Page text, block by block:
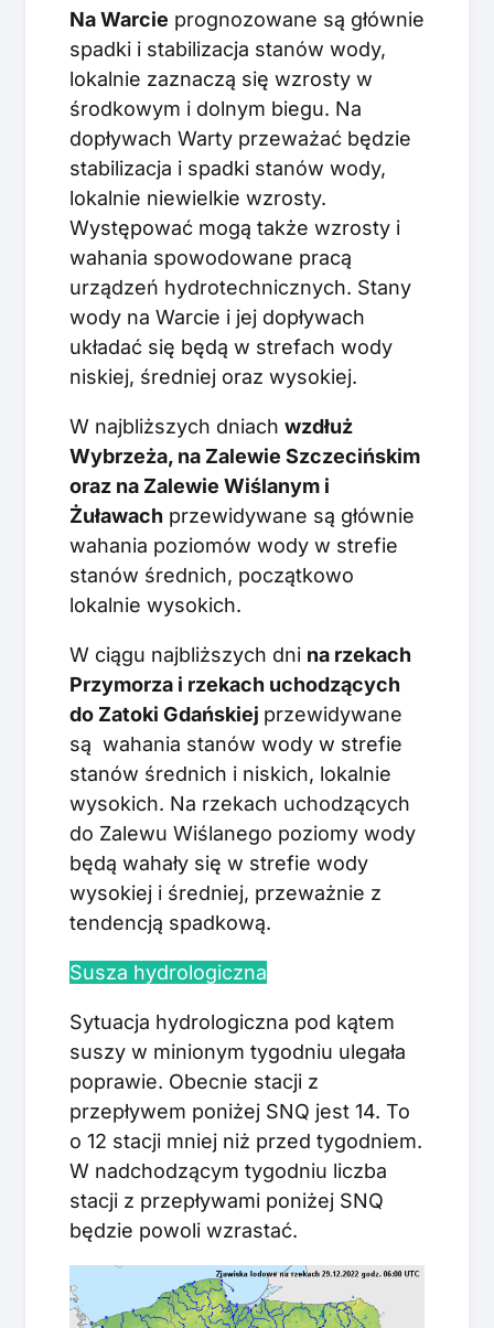
Na Warcie prognozowane są głównie
spadki i stabilizacja stanów wody,
lokalnie zaznaczą się wzrosty w
środkowym i dolnym biegu. Na
dopływach Warty przeważać będzie
stabilizacja i spadki stanów wody,
lokalnie niewielkie wzrosty.
Występować mogą także wzrosty i
wahania spowodowane pracą
urządzeń hydrotechnicznych. Stany
wody na Warcie i jej dopływach
układać się będą w strefach wody
niskiej, średniej oraz wysokiej.
W najbliższych dniach wzdłuż
Wybrzeża, na Zalewie Szczecińskim
oraz na Zalewie Wiślanym i
Żuławach przewidywane są głównie
wahania poziomów wody w strefie
stanów średnich, początkowo
lokalnie wysokich.
W ciągu najbliższych dni na rzekach
Przymorza i rzekach uchodzących
do Zatoki Gdańskiej przewidywane
są wahania stanów wody w strefie
stanów średnich i niskich, lokalnie
wysokich. Na rzekach uchodzących
do Zalewu Wiślanego poziomy wody
będą wahały się w strefie wody
wysokiej i średniej, przeważnie z
tendencją spadkową.
Susza hydrologiczna
Sytuacja hydrologiczna pod kątem
suszy w minionym tygodniu ulegała
poprawie. Obecnie stacji z
przepływem poniżej SNQ jest 14. To
o 12 stacji mniej niż przed tygodniem.
W nadchodzącym tygodniu liczba
stacji z przepływami poniżej SNQ
będzie powoli wzrastać.